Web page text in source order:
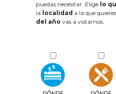
puedas necesitar. Elige lo
la localidad a la que
del año vas a vistarnos: